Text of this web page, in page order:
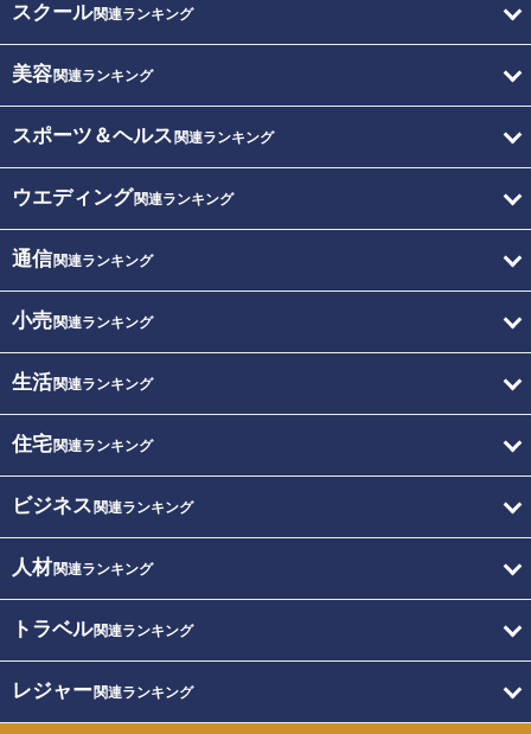
スクール関連ランキング
美容関連ランキング
スポーツ＆ヘルス 関連ランキング
ウエディング関連ランキング
通信関連ランキング
小売関連ランキング
生活関連ランキング
住宅関連ランキング
ビジネス 関連ランキング
人材関連ランキング
トラベル関連ランキング
レジャー関連ランキング